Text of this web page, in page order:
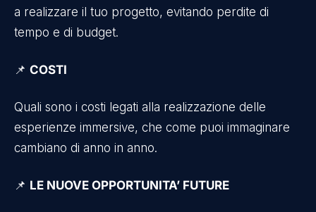
a realizzare il tuo progetto, evitando perdite di
tempo e di budget.
📌 COSTI
Quali sono i costi legati alla realizzazione delle
esperienze immersive, che come puoi immaginare
cambiano di anno in anno.
📌 LE NUOVE OPPORTUNITA’ FUTURE